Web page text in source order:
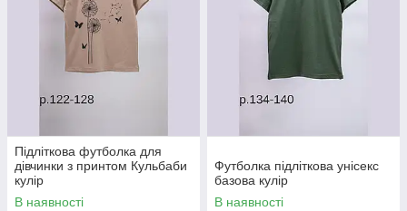
Підліткова футболка для
дівчинки з принтом Кульбаби
кулір
В наявності
Футболка підліткова унісекс
базова кулір
В наявності